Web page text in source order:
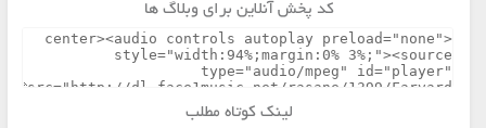
کد پخش آنلاین برای وبلاگ ها
لینک کوتاه مطلب